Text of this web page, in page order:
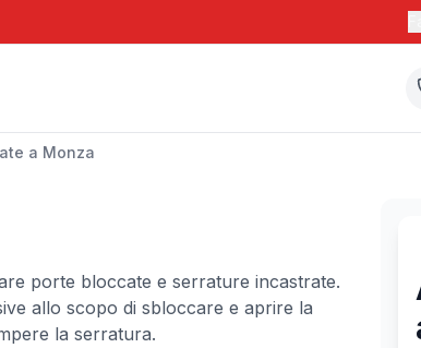
a Monza
porte bloccate e serrature incastrate.
allo scopo di sbloccare e aprire la
la serratura.